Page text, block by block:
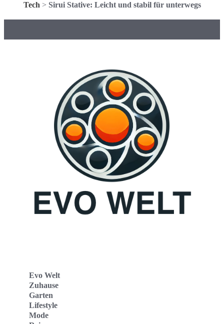
Tech > Sirui Stative: Leicht und stabil für unterwegs
Evo Welt
Zuhause
Garten
Lifestyle
Mode